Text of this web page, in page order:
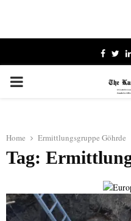
PRIMARY
Home Ermittlungsgruppe Göhrde
Tag: